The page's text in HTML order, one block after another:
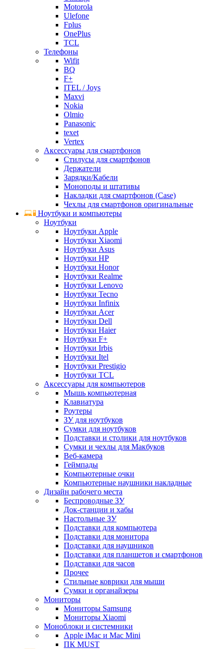
Motorola
Ulefone
Fplus
OnePlus
TCL
Телефоны
Wifit
BQ
F+
ITEL / Joys
Maxvi
Nokia
Olmio
Panasonic
texet
Vertex
Аксессуары для смартфонов
Стилусы для смартфонов
Держатели
Зарядки/Кабели
Моноподы и штативы
Накладки для смартфонов (Case)
Чехлы для смартфонов оригинальные
Ноутбуки и компьютеры
Ноутбуки
Ноутбуки Apple
Ноутбуки Xiaomi
Ноутбуки Asus
Ноутбуки HP
Ноутбуки Honor
Ноутбуки Realme
Ноутбуки Lenovo
Ноутбуки Tecno
Ноутбуки Infinix
Ноутбуки Acer
Ноутбуки Dell
Ноутбуки Haier
Ноутбуки F+
Ноутбуки Irbis
Ноутбуки Itel
Ноутбуки Prestigio
Ноутбуки TCL
Аксессуары для компьютеров
Мышь компьютерная
Клавиатура
Роутеры
ЗУ для ноутбуков
Сумки для ноутбуков
Подставки и столики для ноутбуков
Сумки и чехлы для Макбуков
Веб-камера
Геймпады
Компьютерные очки
Компьютерные наушники накладные
Дизайн рабочего места
Беспроводные ЗУ
Док-станции и хабы
Настольные ЗУ
Подставки для компьютера
Подставки для монитора
Подставки для наушников
Подставки для планшетов и смартфонов
Подставки для часов
Прочее
Стильные коврики для мыши
Сумки и органайзеры
Мониторы
Мониторы Samsung
Мониторы Xiaomi
Моноблоки и системники
Apple iMac и Mac Mini
ПК MUST